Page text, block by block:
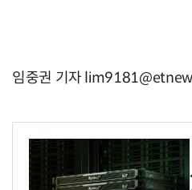
임중권 기자